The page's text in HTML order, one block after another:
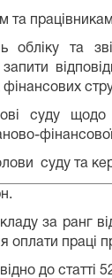
та
обліку та
суду щодо
суду та
за ранг
праці
до